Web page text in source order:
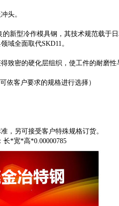
头。
的新型冷作模具钢，其技术规范载于
域全面取代SKD11。
致密的硬化层组织，使工件的耐磨
依客户要求的规格进行选择）
，另可接受客户特殊规格订货。
长*宽*高*0.00000785